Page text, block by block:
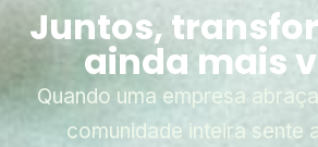
Juntos,
ainda mais
Quando uma empresa
comunidade inteira sente